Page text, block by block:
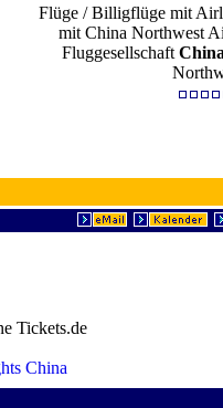
Flüge / Billigflüge mit
mit China Northwest
Fluggesellschaft
Tickets.de